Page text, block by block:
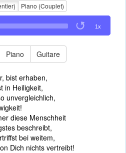
Piano (Couplet)
1x
Piano Guitare
bist erhaben,
in Heiligkeit,
unvergleichlich,
diese Menschheit
beschreibt,
bei weitem,
Dich nichts vertreibt!